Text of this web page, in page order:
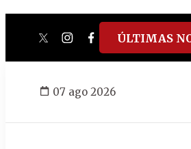
twitterinstagram
facebook
tiktokyoutube
ÚLTIMAS
07 ago 2026